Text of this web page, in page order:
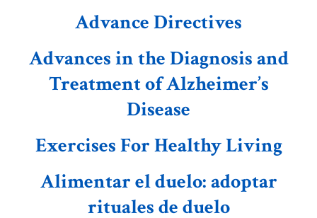
Advance Directives
Advances in the Diagnosis and
Treatment of Alzheimer’s
Disease
Exercises For Healthy Living
Alimentar el duelo: adoptar
rituales de duelo